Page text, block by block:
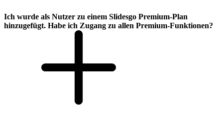
Ich wurde als Nutzer zu einem Slidesgo Premium-Plan
hinzugefügt. Habe ich Zugang zu allen Premium-Funktionen?